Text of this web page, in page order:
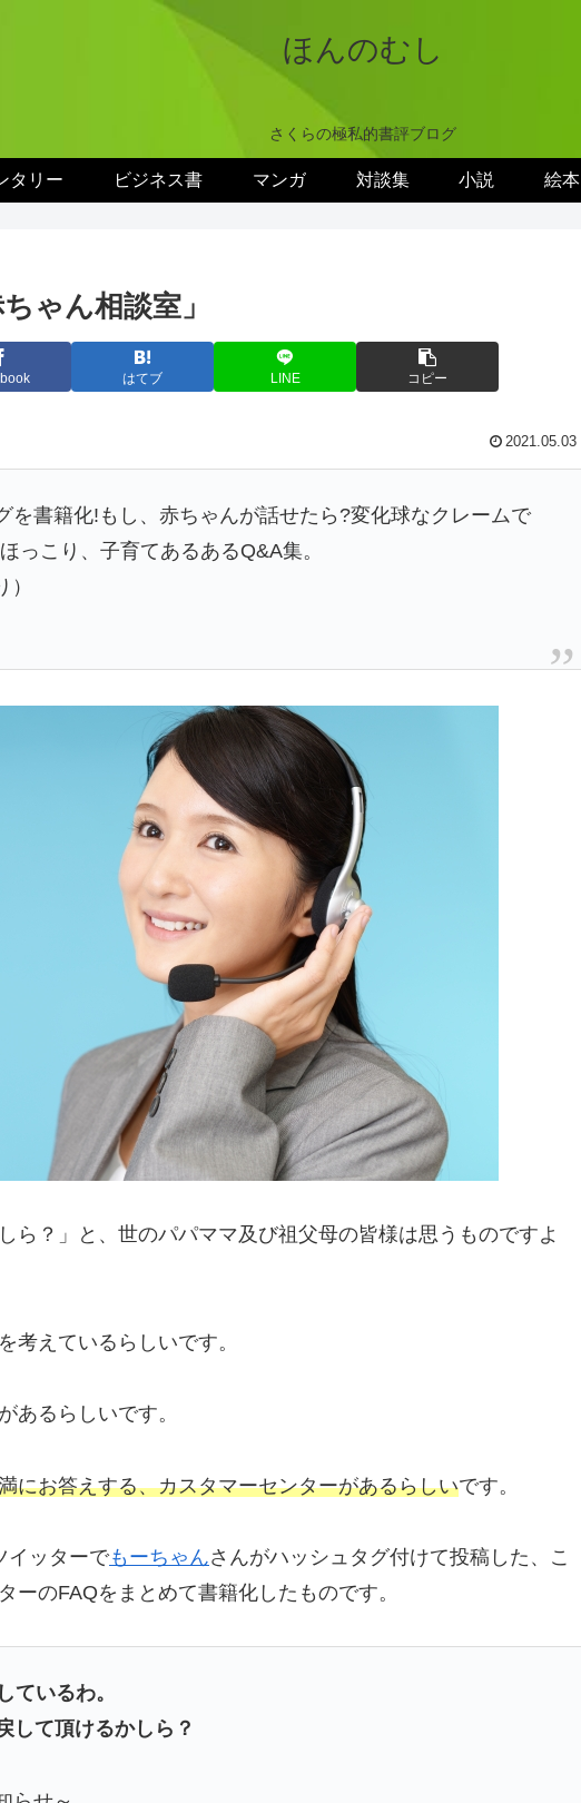
ほんのむし
さくらの極私的書評ブログ
タリー ビジネス書 マンガ 対談集 小説 絵本
ゃん相談室」
はてブ LINE コピー
2021.05.03
を書籍化!もし、赤ちゃんが話せたら?変化球なクレームで
っこり、子育てあるあるQ&A集。
ら？」と、世のパパママ及び祖父母の皆様は思うものですよ
考えているらしいです。
あるらしいです。
にお答えする、カスタマーセンターがあるらしいです。
イッターでもーちゃんさんがハッシュタグ付けて投稿した、こ
ーのFAQをまとめて書籍化したものです。
ているわ。
して頂けるかしら？